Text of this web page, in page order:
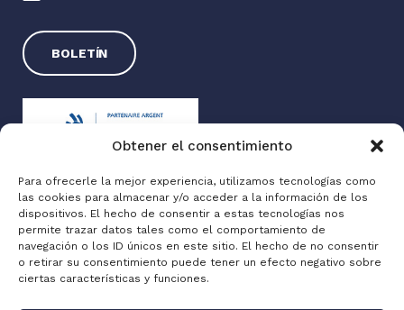
Obtener el consentimiento
Para ofrecerle la mejor experiencia, utilizamos tecnologías como
las cookies para almacenar y/o acceder a la información de los
dispositivos. El hecho de consentir a estas tecnologías nos
permite trazar datos tales como el comportamiento de
navegación o los ID únicos en este sitio. El hecho de no consentir
o retirar su consentimiento puede tener un efecto negativo sobre
ciertas características y funciones.
BOLETÍN
Exxotest® 2025
Información jurídica
Política de privacidad
Made with love byAltimax